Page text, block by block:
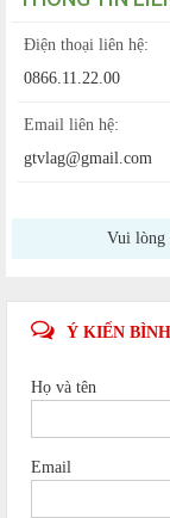
Điện thoại liên hệ:
0866.11.22.00
Email liên hệ:
gtvlag@gmail.com
Vui lòng
Ý KIẾN
Họ và tên
Email